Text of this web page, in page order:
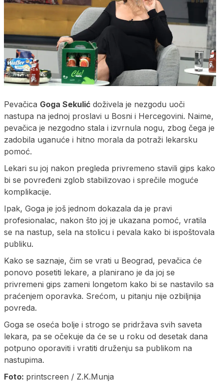
Pevačica Goga Sekulić doživela je nezgodu uoči
nastupa na jednoj proslavi u Bosni i Hercegovini. Naime,
pevačica je nezgodno stala i izvrnula nogu, zbog čega je
zadobila uganuće i hitno morala da potraži lekarsku
pomoć.
Lekari su joj nakon pregleda privremeno stavili gips kako
bi se povređeni zglob stabilizovao i sprečile moguće
komplikacije.
Ipak, Goga je još jednom dokazala da je pravi
profesionalac, nakon što joj je ukazana pomoć, vratila
se na nastup, sela na stolicu i pevala kako bi ispoštovala
publiku.
Kako se saznaje, čim se vrati u Beograd, pevačica će
ponovo posetiti lekare, a planirano je da joj se
privremeni gips zameni longetom kako bi se nastavilo sa
praćenjem oporavka. Srećom, u pitanju nije ozbiljnija
povreda.
Goga se oseća bolje i strogo se pridržava svih saveta
lekara, pa se očekuje da će se u roku od desetak dana
potpuno oporaviti i vratiti druženju sa publikom na
nastupima.
Foto: printscreen / Z.K.Munja